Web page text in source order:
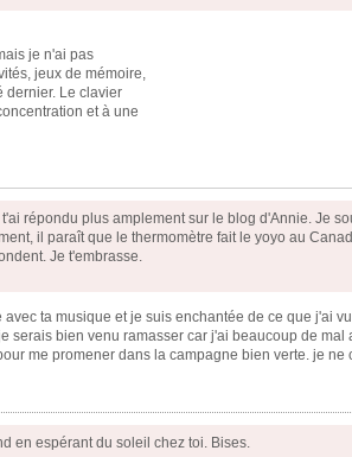
je n'ai pas
jeux de mémoire,
dernier. Le clavier
et à une
répondu plus amplement sur le blog d'Annie. Je
il paraît que le thermomètre fait le yoyo au
Je t'embrasse.
ta musique et je suis enchantée de ce que j'ai
serais bien venu ramasser car j'ai beaucoup de mal
me promener dans la campagne bien verte. je ne
en espérant du soleil chez toi. Bises.